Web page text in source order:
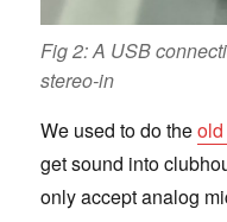
Fig 2: A USB
stereo-in
We used to do the
get sound into
only accept analog